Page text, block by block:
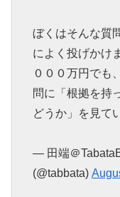
ぼくはそんな質
によく投げかけ
０００万円でも
問に「根拠を持
どうか」を見て
— 田端＠
(@tabbata)